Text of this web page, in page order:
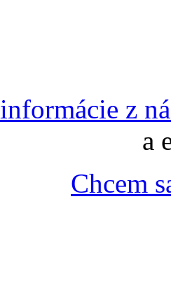
informácie z
a
Chcem